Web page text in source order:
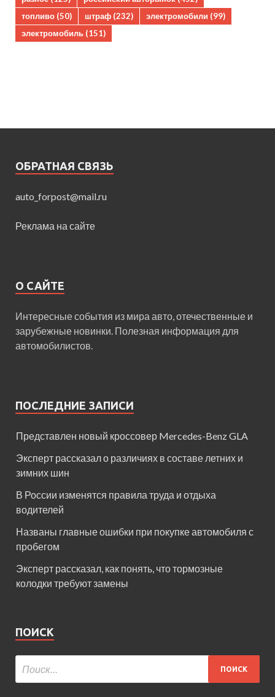
топливо (50) штраф (232) электромобили (99)
электромобиль (151)
ОБРАТНАЯ СВЯЗЬ
auto_forpost@mail.ru
Реклама на сайте
О САЙТЕ
Интересные события из мира авто, отечественные и
зарубежные новинки. Полезная информация для
автомобилистов.
ПОСЛЕДНИЕ ЗАПИСИ
Представлен новый кроссовер Mercedes-Benz GLA
Эксперт рассказал о различиях в составе летних и
зимних шин
В России изменятся правила труда и отдыха
водителей
Названы главные ошибки при покупке автомобиля с
пробегом
Эксперт рассказал, как понять, что тормозные
колодки требуют замены
ПОИСК